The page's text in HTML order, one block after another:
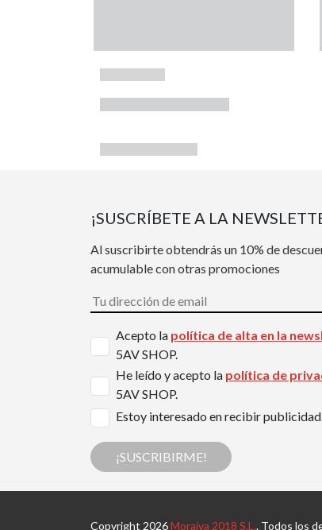
¡SUSCRÍBETE A LA
Al suscribirte obtendrás un 10% de
acumulable con otras promociones
Acepto la política de alta en la
5AV SHOP.
He leído y acepto la política de
5AV SHOP.
Estoy interesado en recibir
¡SUSCRIBIRME!
Copyright 2026Moraiva 2018 S.L.. Todos los